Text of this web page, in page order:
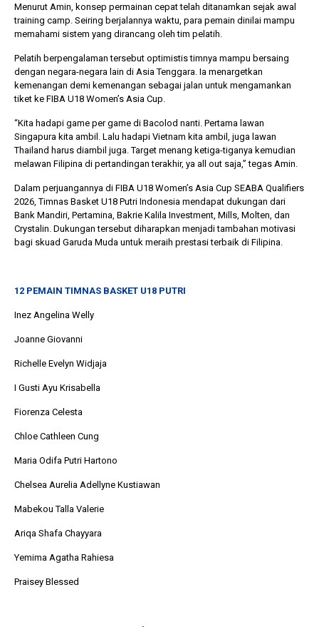
Menurut Amin, konsep permainan cepat telah ditanamkan sejak awal
training camp. Seiring berjalannya waktu, para pemain dinilai mampu
memahami sistem yang dirancang oleh tim pelatih.
Pelatih berpengalaman tersebut optimistis timnya mampu bersaing
dengan negara-negara lain di Asia Tenggara. Ia menargetkan
kemenangan demi kemenangan sebagai jalan untuk mengamankan
tiket ke FIBA U18 Women’s Asia Cup.
“Kita hadapi game per game di Bacolod nanti. Pertama lawan
Singapura kita ambil. Lalu hadapi Vietnam kita ambil, juga lawan
Thailand harus diambil juga. Target menang ketiga-tiganya kemudian
melawan Filipina di pertandingan terakhir, ya all out saja,” tegas Amin.
Dalam perjuangannya di FIBA U18 Women’s Asia Cup SEABA Qualifiers
2026, Timnas Basket U18 Putri Indonesia mendapat dukungan dari
Bank Mandiri, Pertamina, Bakrie Kalila Investment, Mills, Molten, dan
Crystalin. Dukungan tersebut diharapkan menjadi tambahan motivasi
bagi skuad Garuda Muda untuk meraih prestasi terbaik di Filipina.
12 PEMAIN TIMNAS BASKET U18 PUTRI
Inez Angelina Welly
Joanne Giovanni
Richelle Evelyn Widjaja
I Gusti Ayu Krisabella
Fiorenza Celesta
Chloe Cathleen Cung
Maria Odifa Putri Hartono
Chelsea Aurelia Adellyne Kustiawan
Mabekou Talla Valerie
Ariqa Shafa Chayyara
Yemima Agatha Rahiesa
Praisey Blessed